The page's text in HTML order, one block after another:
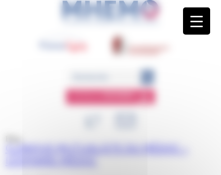
ESPACEMEMBRE
CLINIQUE MUTUALISTE DU MÉDOC –
Panneau de gestion des cookies